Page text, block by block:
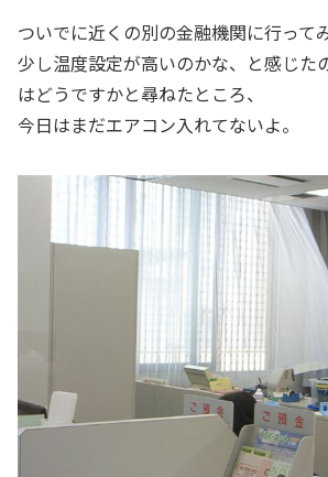
ついでに近くの別の金融機関に行って
少し温度設定が高いのかな、と感じた
はどうですかと尋ねたところ、
今日はまだエアコン入れてないよ。